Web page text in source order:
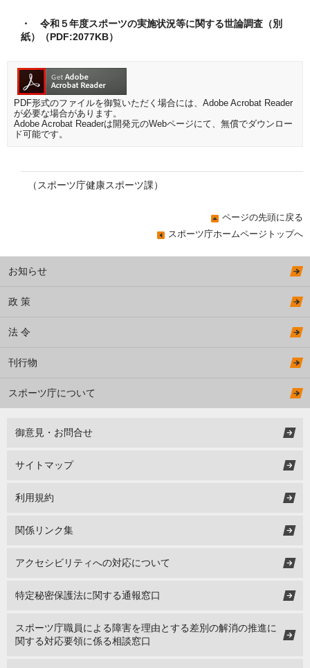
・ 令和５年度スポーツの実施状況等に関する世論調査（別
紙）（PDF:2077KB）
PDF形式のファイルを御覧いただく場合には、Adobe Acrobat Reader
が必要な場合があります。
Adobe Acrobat Readerは開発元のWebページにて、無償でダウンロー
ド可能です。
（スポーツ庁健康スポーツ課）
ページの先頭に戻る
スポーツ庁ホームページトップへ
お知らせ
政 策
法 令
刊行物
スポーツ庁について
御意見・お問合せ
サイトマップ
利用規約
関係リンク集
アクセシビリティへの対応について
特定秘密保護法に関する通報窓口
スポーツ庁職員による障害を理由とする差別の解消の推進に
関する対応要領に係る相談窓口